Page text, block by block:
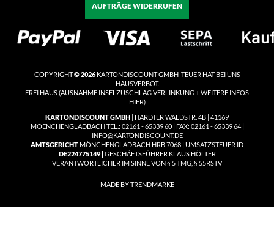
AUFTRÄGE WIDERRUFEN
COPYRIGHT© 2026KARTONDISCOUNT GMBH TEUER HAT BEI UNS
HAUSVERBOT.
FREI HAUS(AUSNAHME INSELZUSCHLAG VERLINKUNG + WEITERE INFOS
HIER)
KARTONDISCOUNT GMBH | HARDTER WALDSTR. 4B | 41169
MOENCHENGLADBACH TEL.: 02161 - 65339 60 | FAX: 02161 - 65339 64 |
INFO@KARTONDISCOUNT.DE
AMTSGERICHT MÖNCHENGLADBACH HRB 7068 | UMSATZSTEUER ID
DE224775149 | GESCHÄFTSFÜHRER KLAUS HÖLTER
VERANTWORTLICHER IM SINNE VON § 5 TMG, § 55RSTV
MADE BY TRENDMARKE